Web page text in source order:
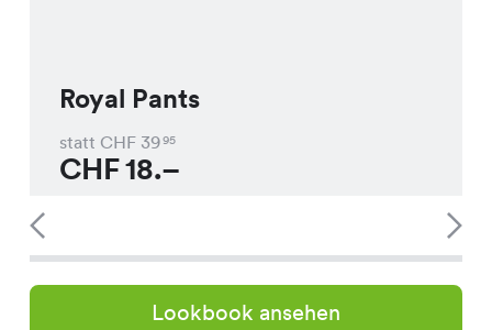
Royal Pants
statt CHF 3995
CHF18.–
Lookbook ansehen